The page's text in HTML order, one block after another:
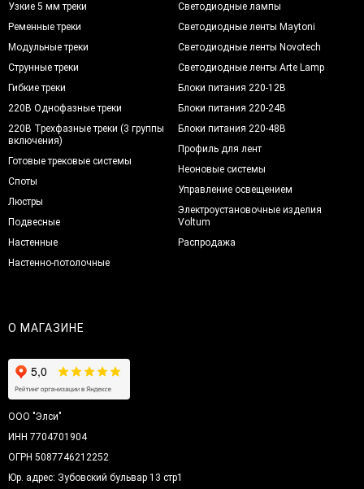
Узкие 5 мм треки
Ременные треки
Модульные треки
Струнные треки
Гибкие треки
220В Однофазные треки
220В Трехфазные треки (3 группы
включения)
Готовые трековые системы
Споты
Люстры
Подвесные
Настенные
Настенно-потолочные
Светодиодные лампы
Светодиодные ленты Maytoni
Светодиодные ленты Novotech
Светодиодные ленты Arte Lamp
Блоки питания 220-12В
Блоки питания 220-24В
Блоки питания 220-48В
Профиль для лент
Неоновые системы
Управление освещением
Электроустановочные изделия
Voltum
Распродажа
О МАГАЗИНЕ
ООО "Элси"
ИНН 7704701904
ОГРН 5087746212252
Юр. адрес: Зубовский бульвар 13 стр1